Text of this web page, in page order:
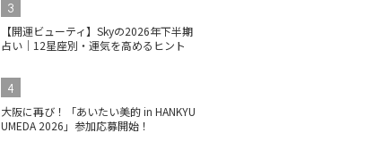
3
【開運ビューティ】Skyの2026年下半期
占い｜12星座別・運気を高めるヒント
4
大阪に再び！「あいたい美的 in HANKYU
UMEDA 2026」参加応募開始！